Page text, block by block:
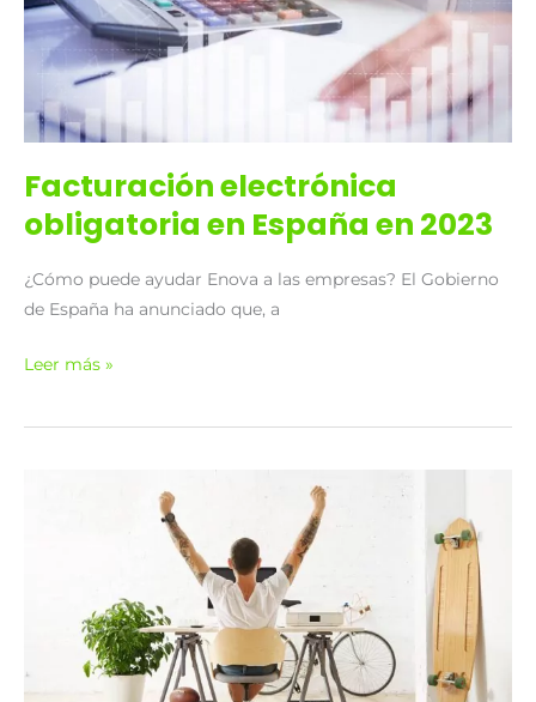
Facturación electrónica
obligatoria en España en 2023
¿Cómo puede ayudar Enova a las empresas? El Gobierno
de España ha anunciado que, a
en
2023
Leer más »